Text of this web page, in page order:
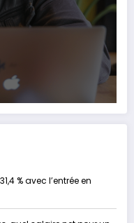
% avec l’entrée en